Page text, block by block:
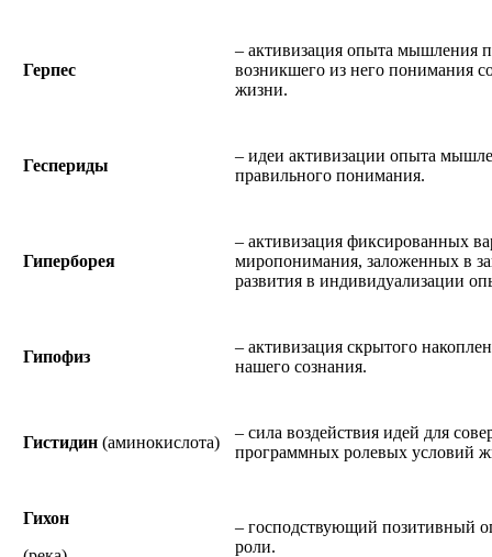
Герпес
– активизация опыта мышления
возникшего из него понимания
жизни.
Геспериды
– идеи активизации опыта
правильного понимания.
Гиперборея
– активизация фиксированных
миропонимания, заложенных в
развития в индивидуализации
Гипофиз
– активизация скрытого
нашего сознания.
Гистидин (аминокислота)
– сила воздействия идей для
программных ролевых условий
Гихон
– господствующий позитивный
роли.